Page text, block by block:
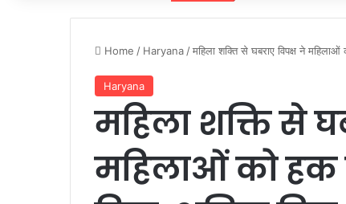
Home / Haryana /महिला शक्ति से घबराए विपक्ष ने
Haryana
महिला शक्ति से
महिलाओं को हक